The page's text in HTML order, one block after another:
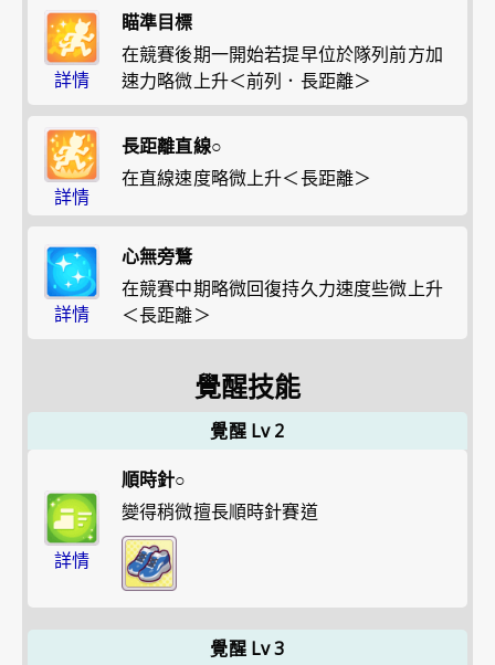
詳情
瞄準目標
在競賽後期一開始若提早位於隊列前方加
速力略微上升＜前列．長距離＞
詳情
長距離直線○
在直線速度略微上升＜長距離＞
詳情
心無旁鶩
在競賽中期略微回復持久力速度些微上升
＜長距離＞
覺醒技能
覺醒 Lv 2
詳情
順時針○
變得稍微擅長順時針賽道
覺醒 Lv 3